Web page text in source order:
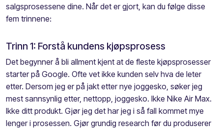
salgsprosessene dine. Når det er gjort, kan du følge disse
fem trinnene:
Trinn 1: Forstå kundens kjøpsprosess
Det begynner å bli allment kjent at de fleste kjøpsprosesser
starter på Google. Ofte vet ikke kunden selv hva de leter
etter. Dersom jeg er på jakt etter nye joggesko, søker jeg
mest sannsynlig etter, nettopp, joggesko. Ikke Nike Air Max.
Ikke ditt produkt. Gjør jeg det harjeg i så fall kommet mye
lengeri prosessen. Gjør grundig research før du produserer